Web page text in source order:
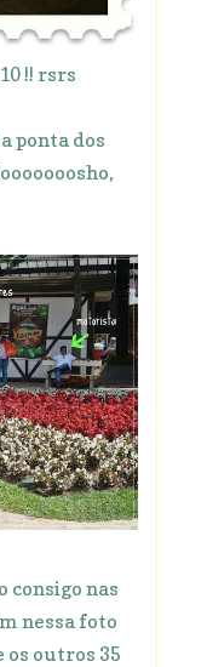
!! rsrs
ponta dos
consigo nas
nessa foto
outros 35